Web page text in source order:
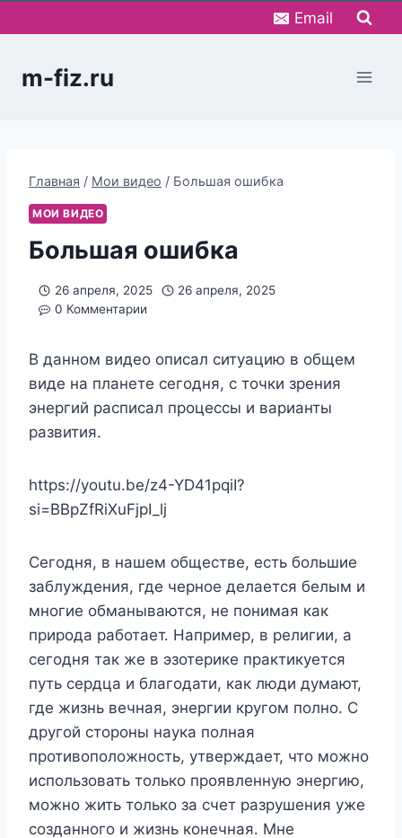
к
Email
m-fiz.ru
Главная / Мои видео / Большая ошибка
МОИ ВИДЕО
Большая ошибка
26 апреля, 2025
26 апреля, 2025
0 Комментарии
В данном видео описал ситуацию в общем
виде на планете сегодня, с точки зрения
энергий расписал процессы и варианты
развития.
https://youtu.be/z4-YD41pqiI?
si=BBpZfRiXuFjpI_lj
Сегодня, в нашем обществе, есть большие
заблуждения, где черное делается белым и
многие обманываются, не понимая как
природа работает. Например, в религии, а
сегодня так же в эзотерике практикуется
путь сердца и благодати, как люди думают,
где жизнь вечная, энергии кругом полно. С
другой стороны наука полная
противоположность, утверждает, что можно
использовать только проявленную энергию,
можно жить только за счет разрушения уже
созданного и жизнь конечная. Мне